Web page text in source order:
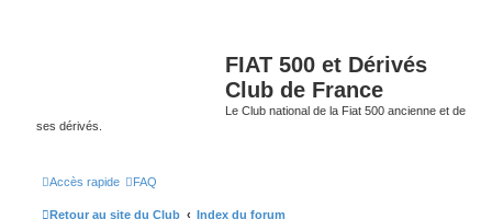
FIAT 500 et Dérivés
Club de France
Le Club national de la Fiat 500 ancienne et de
ses dérivés.
Accès rapide FAQ
Retour au site du Club Index du forum